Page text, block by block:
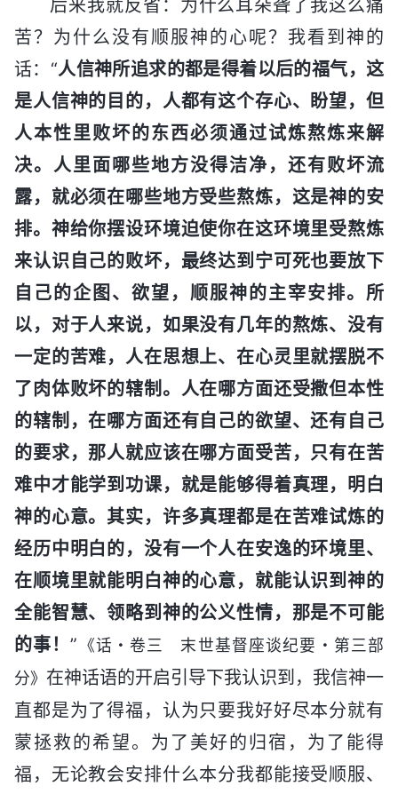
后来我就反省：为什么耳朵聋了我这么痛
苦？为什么没有顺服神的心呢？我看到神的
话：“人信神所追求的都是得着以后的福气，这
是人信神的目的，人都有这个存心、盼望，但
人本性里败坏的东西必须通过试炼熬炼来解
决。人里面哪些地方没得洁净，还有败坏流
露，就必须在哪些地方受些熬炼，这是神的安
排。神给你摆设环境迫使你在这环境里受熬炼
来认识自己的败坏，最终达到宁可死也要放下
自己的企图、欲望，顺服神的主宰安排。所
以，对于人来说，如果没有几年的熬炼、没有
一定的苦难，人在思想上、在心灵里就摆脱不
了肉体败坏的辖制。人在哪方面还受撒但本性
的辖制，在哪方面还有自己的欲望、还有自己
的要求，那人就应该在哪方面受苦，只有在苦
难中才能学到功课，就是能够得着真理，明白
神的心意。其实，许多真理都是在苦难试炼的
经历中明白的，没有一个人在安逸的环境里、
在顺境里就能明白神的心意，就能认识到神的
全能智慧、领略到神的公义性情，那是不可能
的事！” 《话・卷三 末世基督座谈纪要・第三部
分》 在神话语的开启引导下我认识到，我信神一
直都是为了得福，认为只要我好好尽本分就有
蒙拯救的希望。为了美好的归宿，为了能得
福，无论教会安排什么本分我都能接受顺服、